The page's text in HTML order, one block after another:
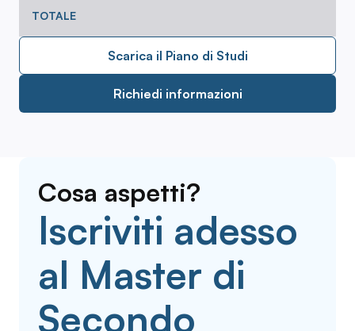
TOTALE
Scarica il Piano di Studi
Richiedi informazioni
Cosa aspetti?
Iscriviti adesso
al Master di
Secondo